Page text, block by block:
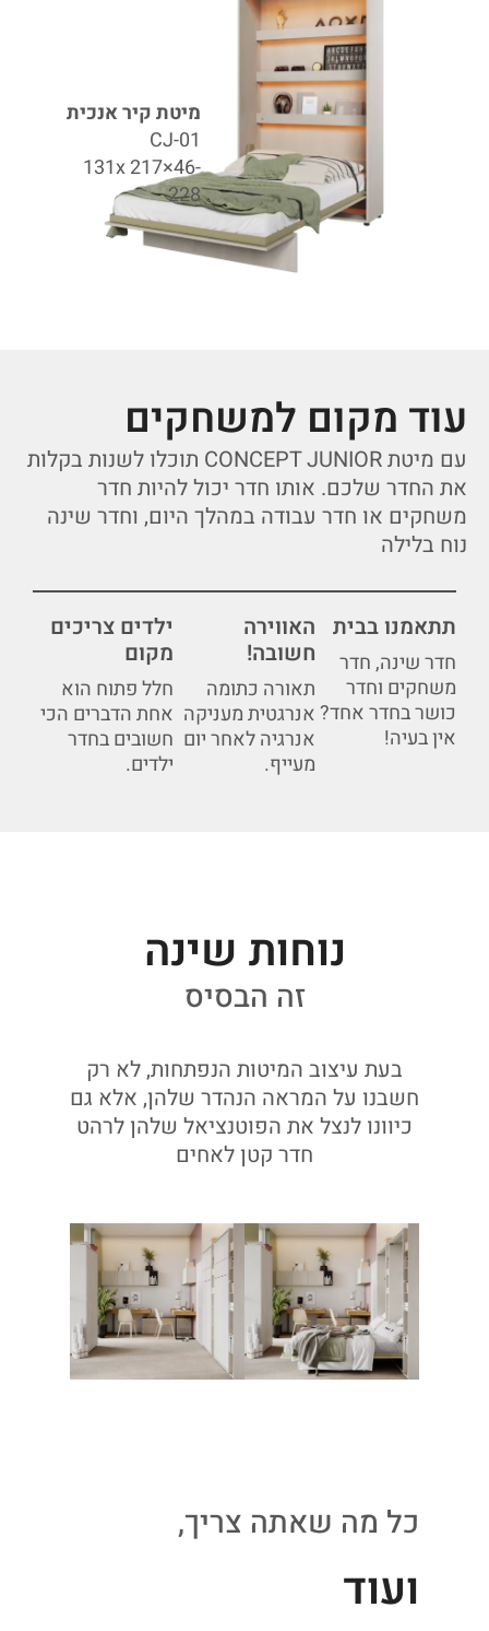
מיטת קיר אנכית
CJ-01
131x 217×46-
228
עוד מקום למשחקים
עם מיטתCONCEPT JUNIOR תוכלו לשנות בקלות
את החדר שלכם. אותו חדר יכוללהיות חדר
משחקים או חדר עבודה במהלך היום, וחדר שינה
נוח בלילה
תתאמנו בבית
חדר שינה, חדר
משחקים וחדר
כושר בחדר אחד?
אין בעיה!
האווירה
חשובה!
תאורה כתומה
אנרגטית מעניקה
אנרגיה לאחר יום
מעייף.
ילדים צריכים
מקום
חלל פתוח הוא
אחת הדברים הכי
חשובים בחדר
ילדים.
נוחות שינה
זה הבסיס
בעת עיצוב המיטות הנפתחות, לא רק
חשבנו על המראה הנהדר שלהן, אלא גם
כיוונו לנצל את הפוטנציאל שלהן לרהט
חדר קטן לאחים
כל מה שאתה צריך,
ועוד